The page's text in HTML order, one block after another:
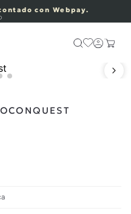
con Webpay.